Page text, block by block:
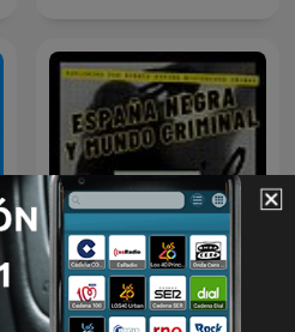
ESPAÑA NEGRA Y MUNDO
CRIMINAL: TRUE CRIME